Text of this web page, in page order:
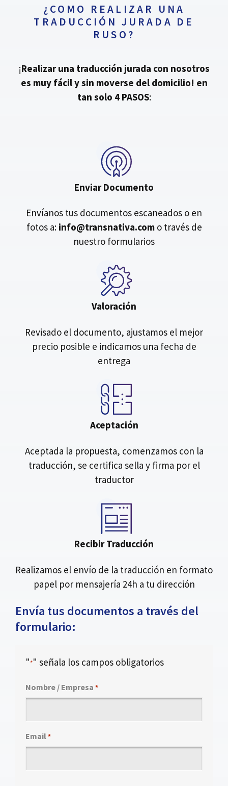
¿COMO REALIZAR UNA
TRADUCCIÓN JURADA DE
RUSO?
¡Realizar una traducción jurada con nosotros
es muy fácil y sin moverse del domicilio! en
tan solo 4 PASOS:
Enviar Documento
Envíanos tus documentos escaneados o en
fotos a: info@transnativa.como través de
nuestro formularios
Valoración
Revisado el documento, ajustamos el mejor
precio posible e indicamos una fecha de
entrega
Aceptación
Aceptada la propuesta, comenzamos con la
traducción, se certifica sella y firma por el
traductor
Recibir Traducción
Realizamos el envío de la traducción en formato
papel por mensajería 24h a tu dirección
Envía tus documentos a través del
formulario:
"*" señala los campos obligatorios
Nombre / Empresa *
Email *